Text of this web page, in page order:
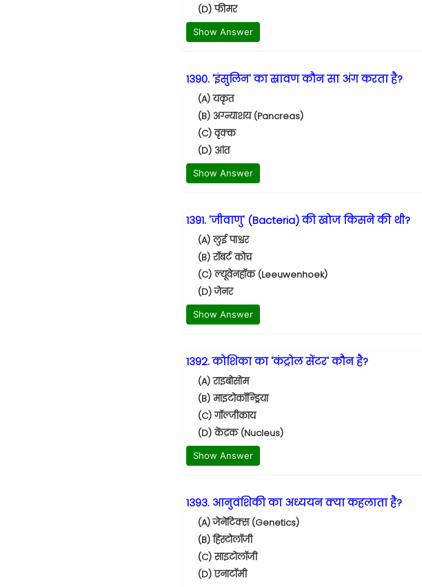
(D) फीमर
Show Answer
1390. 'इंसुलिन' का स्रावण कौन सा अंग करता है?
(A) यकृत
(B) अग्न्याशय (Pancreas)
(C) वृक्क
(D) आंत
Show Answer
1391. 'जीवाणु' (Bacteria) की खोज किसने की थी?
(A) लुई पाश्चर
(B) रॉबर्ट कोच
(C) ल्यूवेनहॉक (Leeuwenhoek)
(D) जेनर
Show Answer
1392. कोशिका का 'कंट्रोल सेंटर' कौन है?
(A) राइबोसोम
(B) माइटोकॉन्ड्रिया
(C) गॉल्जीकाय
(D) केंद्रक (Nucleus)
Show Answer
1393. आनुवंशिकी का अध्ययन क्या कहलाता है?
(A) जेनेटिक्स (Genetics)
(B) हिस्टोलॉजी
(C) साइटोलॉजी
(D) एनाटॉमी